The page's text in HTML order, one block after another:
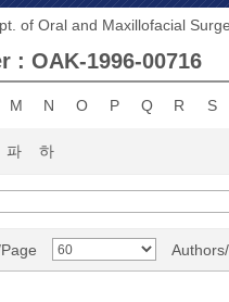
of Oral and Maxillofacial
OAK-1996-00716
M N O P Q R S
파 하